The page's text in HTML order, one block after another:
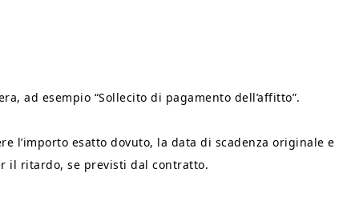
ad esempio “Sollecito di pagamento dell’affitto”.
l’importo esatto dovuto, la data di scadenza originale e
il ritardo, se previsti dal contratto.